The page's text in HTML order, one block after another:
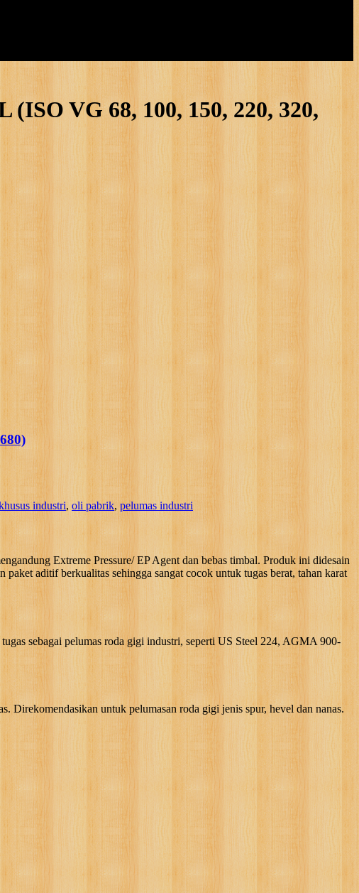
VG 68, 100, 150, 220, 320,
industri, oli pabrik, pelumas industri
Extreme Pressure/ EP Agent dan bebas timbal. Produk ini didesain
aditif berkualitas sehingga sangat cocok untuk tugas berat, tahan karat
sebagai pelumas roda gigi industri, seperti US Steel 224, AGMA 900-
Direkomendasikan untuk pelumasan roda gigi jenis spur, hevel dan nanas.